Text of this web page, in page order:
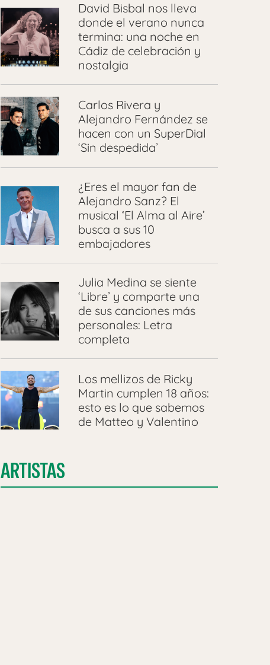
David Bisbal nos lleva
donde el verano nunca
termina: una noche en
Cádiz de celebración y
nostalgia
Carlos Rivera y
Alejandro Fernández se
hacen con un SuperDial
‘Sin despedida’
¿Eres el mayor fan de
Alejandro Sanz? El
musical ‘El Alma al Aire’
busca a sus 10
embajadores
Julia Medina se siente
‘Libre’ y comparte una
de sus canciones más
personales: Letra
completa
Los mellizos de Ricky
Martin cumplen 18 años:
esto es lo que sabemos
de Matteo y Valentino
ARTISTAS